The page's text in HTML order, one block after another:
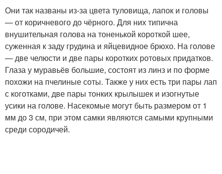
Они так названы из-за цвета туловища, лапок и головы
— от коричневого до чёрного. Для них типична
внушительная голова на тоненькой короткой шее,
суженная к заду грудина и яйцевидное брюхо. На голове
— две челюсти и две пары коротких ротовых придатков.
Глаза у муравьёв большие, состоят из линз и по форме
похожи на пчелиные соты. Также у них есть три пары лап
с коготками, две пары тонких крылышек и изогнутые
усики на голове. Насекомые могут быть размером от 1
мм до 3 см, при этом самки являются самыми крупными
среди сородичей.